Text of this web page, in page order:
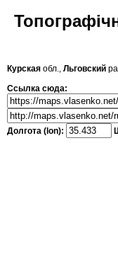
Курская обл., Льговский
Ссылка сюда:
Долгота (lon):